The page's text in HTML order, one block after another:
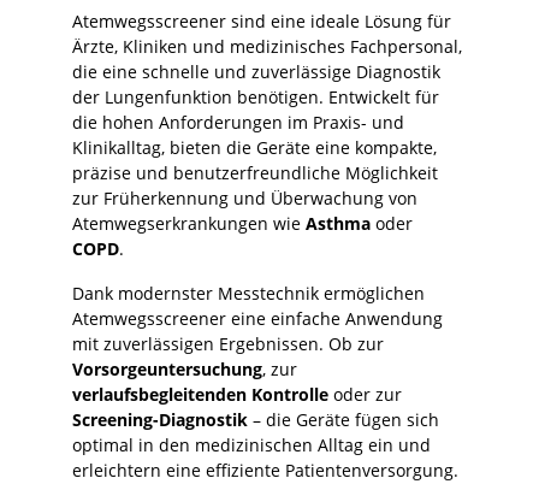
Gebrauchsanleitung· 2x AAA-Batterien
Bestimmt den Obstruktionsindex und das
Verhältnis von FEV1 zu FEV6 und erkennt
potenzielle COPD-Erkrankungen. Patienten
ohne COPD-Befund werden sicher
ausgeschlossen. Patienten mit einem
potenziellen COPD-Befund werden einer
kompletten Spirometrie-Untersuchung
unterzogen. Am sichersten zu verwenden
mit den Sicherheitsmundstücken Bestell-
Nr. 8112476.
Atemwegsscreener sind eine ideale Lösung für
Ärzte, Kliniken und medizinisches Fachpersonal,
die eine schnelle und zuverlässige Diagnostik
der Lungenfunktion benötigen. Entwickelt für
die hohen Anforderungen im Praxis- und
Klinikalltag, bieten die Geräte eine kompakte,
präzise und benutzerfreundliche Möglichkeit
zur Früherkennung und Überwachung von
Atemwegserkrankungen wie Asthma oder
COPD.
Dank modernster Messtechnik ermöglichen
Atemwegsscreener eine einfache Anwendung
mit zuverlässigen Ergebnissen. Ob zur
Vorsorgeuntersuchung, zur
verlaufsbegleitenden Kontrolle oder zur
Screening-Diagnostik – die Geräte fügen sich
optimal in den medizinischen Alltag ein und
erleichtern eine effiziente Patientenversorgung.